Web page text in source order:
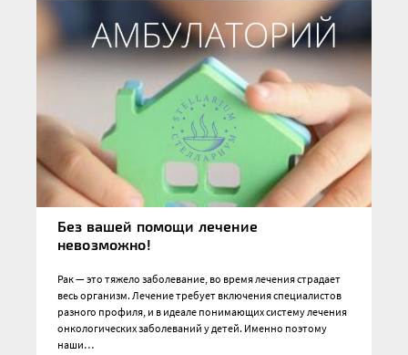
Без вашей помощи лечение
невозможно!
Рак — это тяжело заболевание, во время лечения страдает
весь организм. Лечение требует включения специалистов
разного профиля, и в идеале понимающих систему лечения
онкологических заболеваний у детей. Именно поэтому
наши…